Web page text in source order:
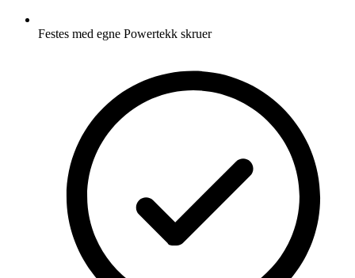
Festes med egne Powertekk skruer